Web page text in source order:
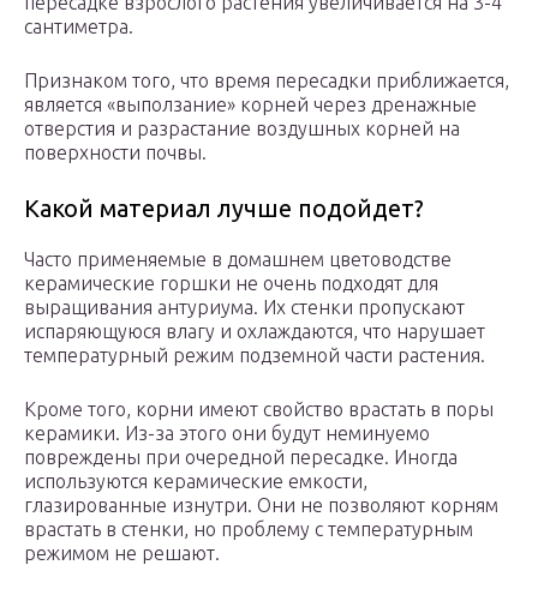
сантиметра.
Признаком того, что время пересадки приближается,
является «выползание» корней через дренажные
отверстия и разрастание воздушных корней на
поверхности почвы.
Какой материал лучше подойдет?
Часто применяемые в домашнем цветоводстве
керамические горшки не очень подходят для
выращивания антуриума. Их стенки пропускают
испаряющуюся влагу и охлаждаются, что нарушает
температурный режим подземной части растения.
Кроме того, корни имеют свойство врастать в поры
керамики. Из-за этого они будут неминуемо
повреждены при очередной пересадке. Иногда
используются керамические емкости,
глазированные изнутри. Они не позволяют корням
врастать в стенки, но проблему с температурным
режимом не решают.